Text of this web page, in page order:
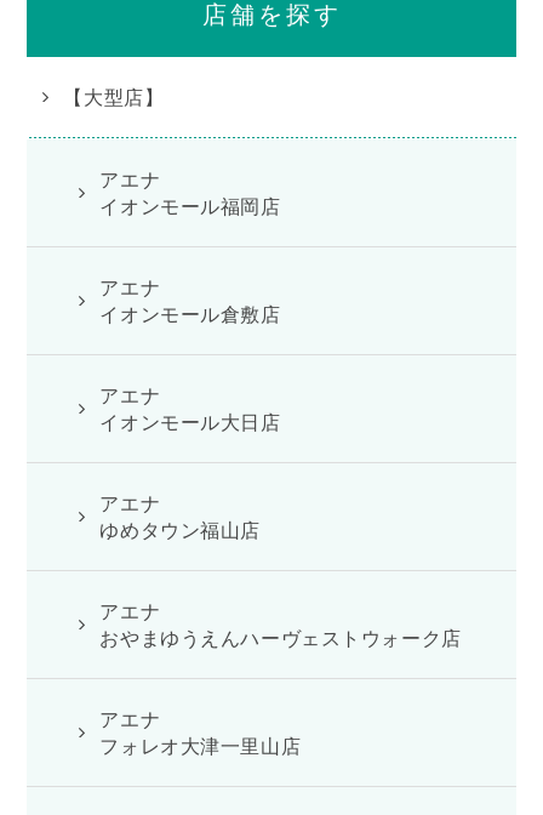
店舗を探す
【大型店】
アエナ
イオンモール福岡店
アエナ
イオンモール倉敷店
アエナ
イオンモール大日店
アエナ
ゆめタウン福山店
アエナ
おやまゆうえんハーヴェストウォーク店
アエナ
フォレオ大津一里山店